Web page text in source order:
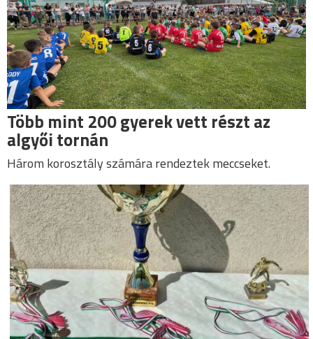
Több mint 200 gyerek vett részt az
algyői tornán
Három korosztály számára rendeztek meccseket.